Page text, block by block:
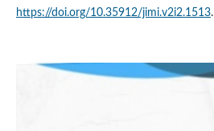
https://doi.org/10.35912/jimi.v2i2.1513.